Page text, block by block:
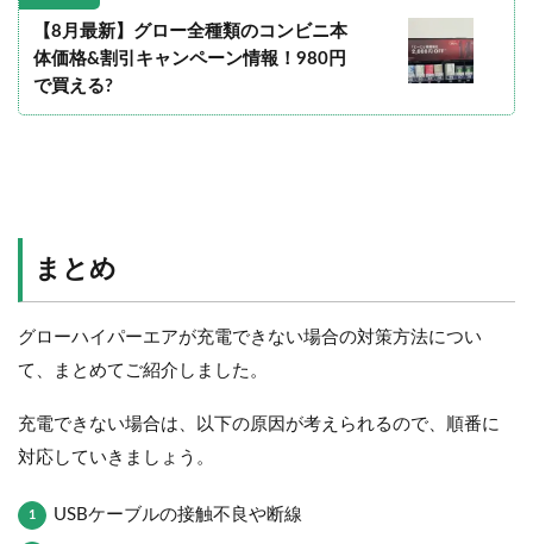
【8月最新】グロー全種類のコンビニ本
体価格&割引キャンペーン情報！980円
で買える?
まとめ
グローハイパーエアが充電できない場合の対策方法につい
て、まとめてご紹介しました。
充電できない場合は、以下の原因が考えられるので、順番に
対応していきましょう。
USBケーブルの接触不良や断線